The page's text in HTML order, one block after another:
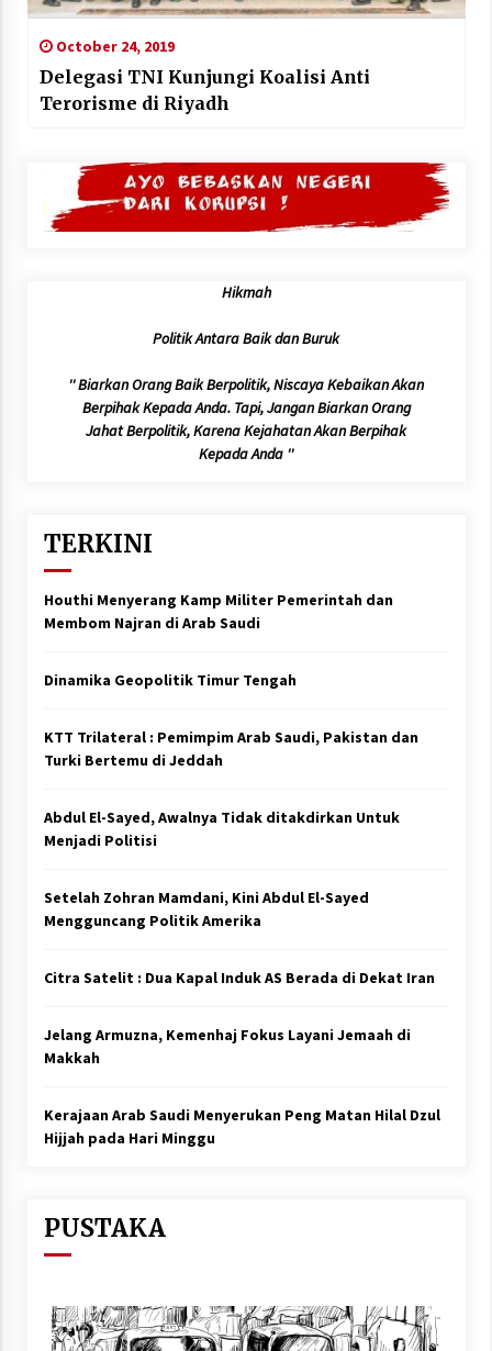
October 24, 2019
Delegasi TNI Kunjungi Koalisi Anti
Terorisme di Riyadh
Hikmah
Politik Antara Baik dan Buruk
'' Biarkan Orang Baik Berpolitik, Niscaya Kebaikan Akan
Berpihak Kepada Anda. Tapi, Jangan Biarkan Orang
Jahat Berpolitik, Karena Kejahatan Akan Berpihak
Kepada Anda ''
TERKINI
Houthi Menyerang Kamp Militer Pemerintah dan
Membom Najran di Arab Saudi
Dinamika Geopolitik Timur Tengah
KTT Trilateral : Pemimpim Arab Saudi, Pakistan dan
Turki Bertemu di Jeddah
Abdul El-Sayed, Awalnya Tidak ditakdirkan Untuk
Menjadi Politisi
Setelah Zohran Mamdani, Kini Abdul El-Sayed
Mengguncang Politik Amerika
Citra Satelit : Dua Kapal Induk AS Berada di Dekat Iran
Jelang Armuzna, Kemenhaj Fokus Layani Jemaah di
Makkah
Kerajaan Arab Saudi Menyerukan Peng Matan Hilal Dzul
Hijjah pada Hari Minggu
PUSTAKA